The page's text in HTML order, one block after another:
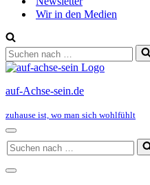
Wir in den Medien
Suchen
nach …
auf-Achse-sein.de
zuhause ist, wo man sich wohlfühlt
Navigationsmenü
Suchen
nach …
Navigationsmenü